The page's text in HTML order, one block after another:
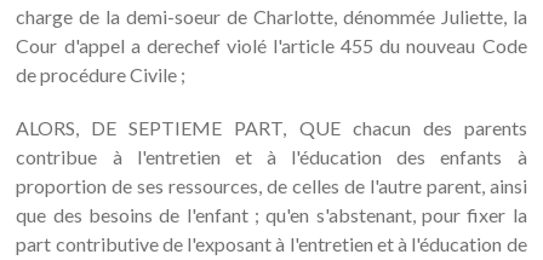
charge de la demi-soeur de Charlotte, dénommée Juliette, la
Cour d'appel a derechef violé l'article 455 du nouveau Code
de procédure Civile ;
ALORS, DE SEPTIEME PART, QUE chacun des parents
contribue à l'entretien et à l'éducation des enfants à
proportion de ses ressources, de celles de l'autre parent, ainsi
que des besoins de l'enfant ; qu'en s'abstenant, pour fixer la
part contributive de l'exposant à l'entretien et à l'éducation de